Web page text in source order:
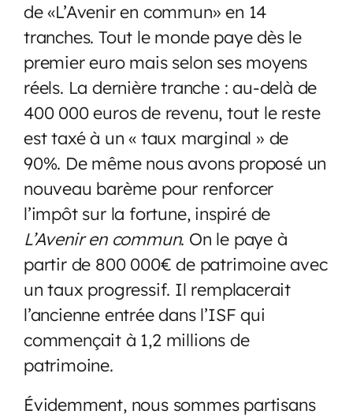
de «L’Avenir en commun» en 14
tranches. Tout le monde paye dès le
premier euro mais selon ses moyens
réels. La dernière tranche : au-delà de
400 000 euros de revenu, tout le reste
est taxé à un « taux marginal » de
90%. De même nous avons proposé un
nouveau barème pour renforcer
l’impôt sur la fortune, inspiré de
L’Avenir en commun. On le paye à
partir de 800 000€ de patrimoine avec
un taux progressif. Il remplacerait
l’ancienne entrée dans l’ISF qui
commençait à 1,2 millions de
patrimoine.
Évidemment, nous sommes partisans